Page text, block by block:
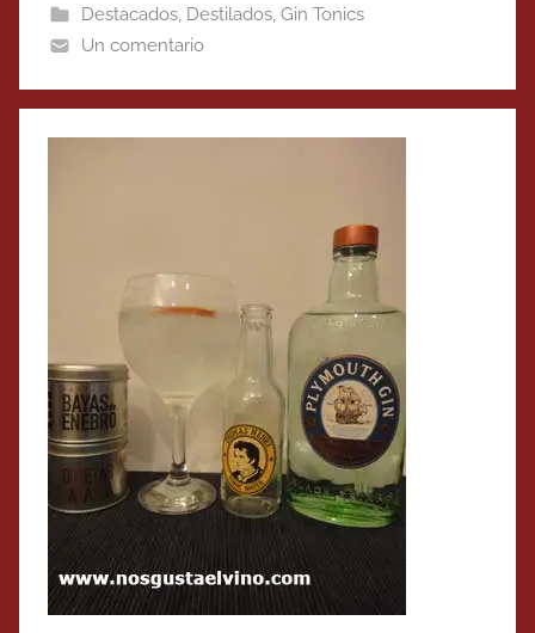
Destacados, Destilados, Gin Tonics
Un comentario